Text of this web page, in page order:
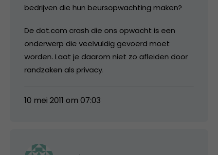
bedrijven die hun beursopwachting maken?
De dot.com crash die ons opwacht is een
onderwerp die veelvuldig gevoerd moet
worden. Laat je daarom niet zo afleiden door
randzaken als privacy.
10 mei 2011 om 07:03